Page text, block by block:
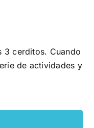
3 cerditos. Cuando
de actividades y